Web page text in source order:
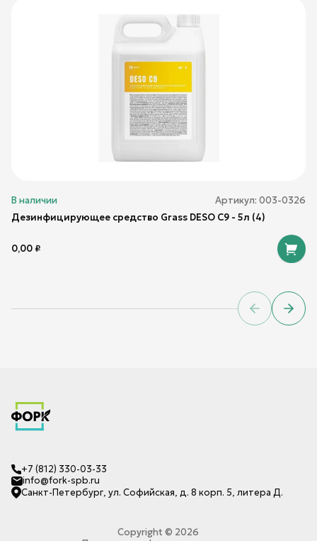
В наличии Артикул: 003-0326
Дезинфицирующее средство Grass DESO C9 - 5л (4)
0,00₽
Previous
Next
+7 (812) 330-03-33
info@fork-spb.ru
Санкт-Петербург, ул. Софийская, д. 8 корп. 5, литера Д.
Copyright © 2026